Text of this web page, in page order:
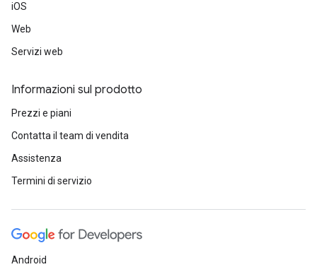
iOS
Web
Servizi web
Informazioni sul prodotto
Prezzi e piani
Contatta il team di vendita
Assistenza
Termini di servizio
Android